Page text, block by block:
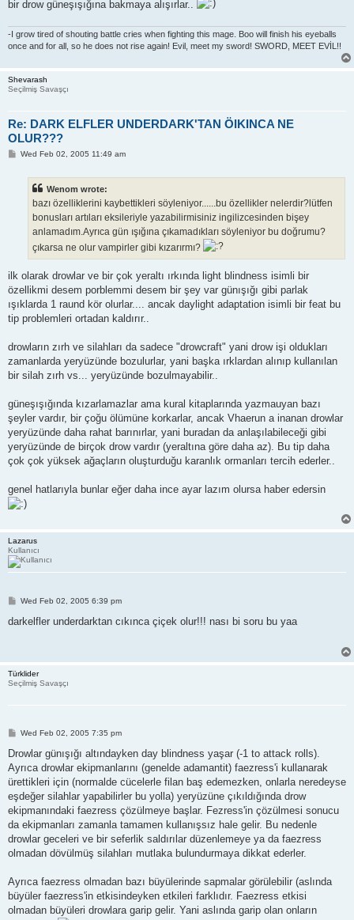
bir drow güneşışığına bakmaya alışırlar..
-I grow tired of shouting battle cries when fighting this mage. Boo will finish his eyeballs
once and for all, so he does not rise again! Evil, meet my sword! SWORD, MEET EVİL!!
Shevarash
Seçilmiş Savaşçı
Re: DARK ELFLER UNDERDARK'TAN ÖIKINCA NE
OLUR???
PWed Feb 02, 2005 11:49 am
Wenom wrote:
bazı özelliklerini kaybettikleri söyleniyor......bu özellikler nelerdir?lütfen
bonusları artıları eksileriyle yazabilirmisiniz ingilizcesinden bişey
anlamadım.Ayrıca gün ışığına çıkamadıkları söyleniyor bu doğrumu?
çıkarsa ne olur vampirler gibi kızarırmı?
ilk olarak drowlar ve bir çok yeraltı ırkında light blindness isimli bir
özellikmi desem porblemmi desem bir şey var günışığı gibi parlak
ışıklarda 1 raund kör olurlar.... ancak daylight adaptation isimli bir feat bu
tip problemleri ortadan kaldırır..
drowların zırh ve silahları da sadece "drowcraft" yani drow işi oldukları
zamanlarda yeryüzünde bozulurlar, yani başka ırklardan alınıp kullanılan
bir silah zırh vs... yeryüzünde bozulmayabilir..
güneşışığında kızarlamazlar ama kural kitaplarında yazmauyan bazı
şeyler vardır, bir çoğu ölümüne korkarlar, ancak Vhaerun a inanan drowlar
yeryüzünde daha rahat barınırlar, yani buradan da anlaşılabileceği gibi
yeryüzünde de birçok drow vardır (yeraltına göre daha az). Bu tip daha
çok çok yüksek ağaçların oluşturduğu karanlık ormanları tercih ederler..
genel hatlarıyla bunlar eğer daha ince ayar lazım olursa haber edersin
Lazarus
Kullanıcı
P
s
Wed Feb 02, 2005 6:39 pm
darkelfler underdarktan cıkınca çiçek olur!!! nası bi soru bu yaa
Türklider
Seçilmiş Savaşçı
P
s
Wed Feb 02, 2005 7:35 pm
Drowlar günışığı altındayken day blindness yaşar (-1 to attack rolls).
Ayrıca drowlar ekipmanlarını (genelde adamantit) faezress'i kullanarak
ürettikleri için (normalde cücelerle filan baş edemezken, onlarla neredeyse
eşdeğer silahlar yapabilirler bu yolla) yeryüzüne çıkıldığında drow
ekipmanındaki faezress çözülmeye başlar. Fezress'in çözülmesi sonucu
da ekipmanları zamanla tamamen kullanışsız hale gelir. Bu nedenle
drowlar geceleri ve bir seferlik saldırılar düzenlemeye ya da faezress
olmadan dövülmüş silahları mutlaka bulundurmaya dikkat ederler.
Ayrıca faezress olmadan bazı büyülerinde sapmalar görülebilir (aslında
büyüler faezress'in etkisindeyken etkileri farklıdır. Faezress etkisi
olmadan büyüleri drowlara garip gelir. Yani aslında garip olan onların